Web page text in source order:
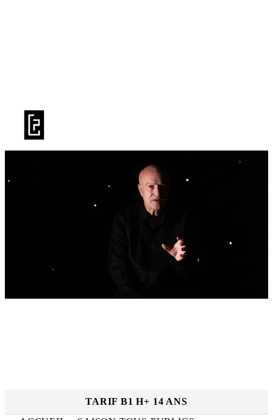
PRATIQUE
LIVRET DE SAISON
TARIF B1 H+ 14 ANS